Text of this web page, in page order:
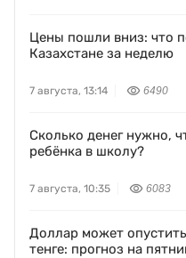
Цены пошли вниз: что
Казахстане за неделю
7 августа, 13:14 6490
Сколько денег нужно,
ребёнка в школу?
7 августа, 10:35 6083
Доллар может
тенге: прогноз на